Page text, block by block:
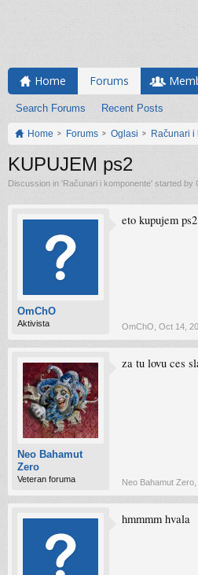
Home Forums
Search Forums Recent Posts
Home Forums Oglasi Računari i
KUPUJEM ps2
Discussion in 'Računari i komponente' started by
OmChO
Aktivista
eto kupujem
OmChO Oct 14,
Neo Bahamut
Zero
Veteran foruma
za tu lovu ces
Neo Bahamut Zero
hmmmm hvala